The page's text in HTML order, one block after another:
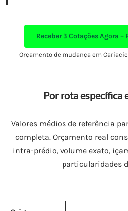
Receber3 Cotações Agora –
Orçamento de mudança em
Por rota específica
Valores médios de referência
completa. Orçamento real
intra-prédio, volume exato,
particularidades